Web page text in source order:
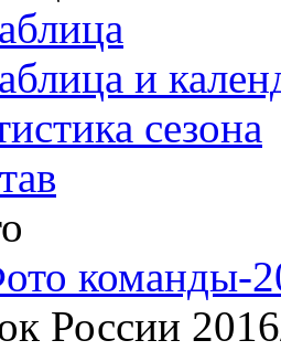
и
сезона
команды-
России